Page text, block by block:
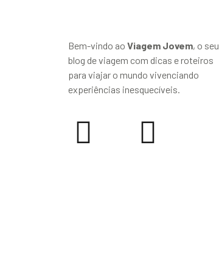
Bem-vindo ao Viagem Jovem, o seu
blog de viagem com dicas e roteiros
para viajar o mundo vivenciando
experiências inesquecíveis.